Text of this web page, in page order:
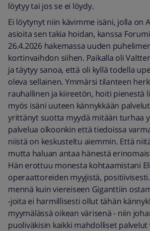
löytyy tai jos se ei löydy.
Ei löytynyt niin kävimme isäni, jolla on
asioita sen takia hoidan, kanssa
26.4.2026 hakemassa uuden
kortinvaihdon siihen. Paikalla oli
ja täytyy sanoa, että oli kyllä todella
oleva sellainen. Ymmärsi tilanteen
rauhallinen ja kiireetön, hoiti pienestä
myös isäni uuteen kännykkään
yrittänyt suotta myydä mitään turhaa
palvelua olkoonkin että tiedoissa
niistä on keskusteltu aiemmin. Että
mutta haluan antaa hänestä
Hän erottuu monesta kohtaamistani
operaattoreiden myyjistä,
mennä kuin viereiseen Giganttiin
-joita ei harmillisesti ollut tähän
myymälässä oikean värisenä - niin
puoliväkisin kaikki mahdolliset